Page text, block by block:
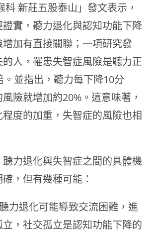
科 新莊五股泰山」發文表示，
實，聽力退化與認知功能下降
加有直接關聯；一項研究發
人，罹患失智症風險是聽力正
。並指出，聽力每下降10分
險就增加約20%。這意味著，
度的加重，失智症的風險也相
力退化與失智症之間的具體機
，但有幾種可能：
力退化可能導致交流困難，進
，社交孤立是認知功能下降的